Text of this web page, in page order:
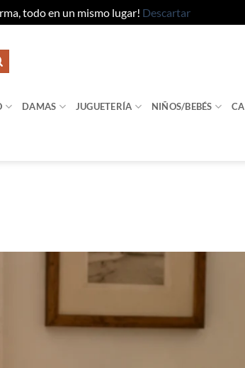
todo en un mismo lugar! Descartar
DAMAS JUGUETERÍA NIÑOS/BEBÉS